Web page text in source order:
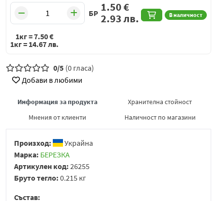
БР В наличност
1.50€
2.93лв.
1кг =7.50€
1кг = 14.67лв.
0/5 (0 гласа)
Добави в любими
Информация за продукта
Хранителна стойност
Мнения от клиенти
Наличност по магазини
Произход:
Украйна
Марка: БЕРЕЗКА
Артикулен код: 26255
Бруто тегло: 0.215 кг
Състав: